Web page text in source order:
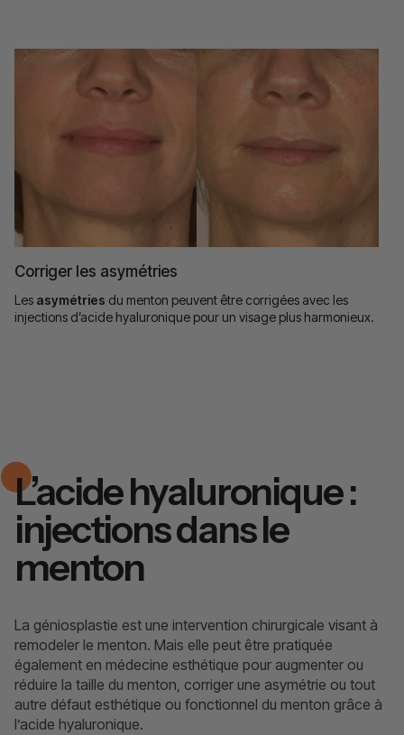
Corriger les asymétries
Les asymétries du menton peuvent être corrigées avec les
injections d’acide hyaluronique pour un visage plus harmonieux.
L’acide hyaluronique :
injections dans le
menton
La géniosplastie est une intervention chirurgicale visant à
remodeler le menton. Mais elle peut être pratiquée
également en médecine esthétique pour augmenter ou
réduire la taille du menton, corriger une asymétrie ou tout
autre défaut esthétique ou fonctionnel du menton grâce à
l’acide hyaluronique.